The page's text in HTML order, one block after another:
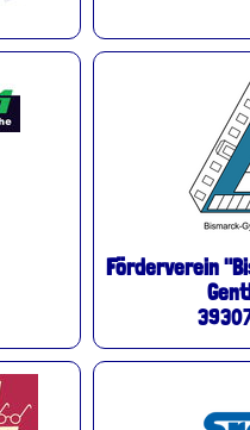
Förderverein